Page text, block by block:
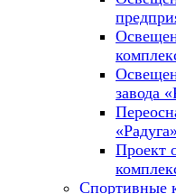
завода
«Радуга»
Проект
Спортивные